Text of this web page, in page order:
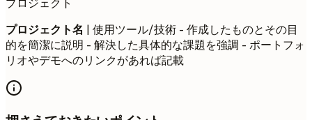
プロジェクト名 | 使用ツール/技術 - 作成したものとその目
的を簡潔に説明 - 解決した具体的な課題を強調 - ポートフォ
リオやデモへのリンクがあれば記載